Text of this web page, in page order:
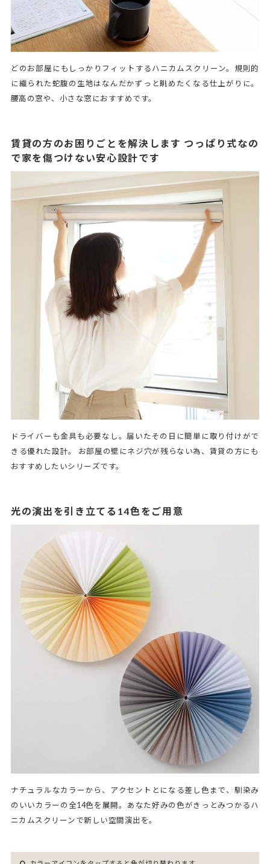
どのお部屋にもしっかりフィットするハニカムスクリーン。規則的
に織られた蛇腹の生地はなんだかずっと眺めたくなる仕上がりに。
腰高の窓や、小さな窓におすすめです。
賃貸の方のお困りごとを解決します つっぱり式なの
で家を傷つけない安心設計です
ドライバーも金具も必要なし。届いたその日に簡単に取り付けがで
きる優れた設計。 お部屋の壁にネジ穴が残らない為、賃貸の方にも
おすすめしたいシリーズです。
光の演出を引き立てる14色をご用意
ナチュラルなカラーから、アクセントとになる差し色まで、馴染み
のいいカラーの全14色を展開。あなた好みの色がきっとみつかるハ
ニカムスクリーンで新しい空間演出を。